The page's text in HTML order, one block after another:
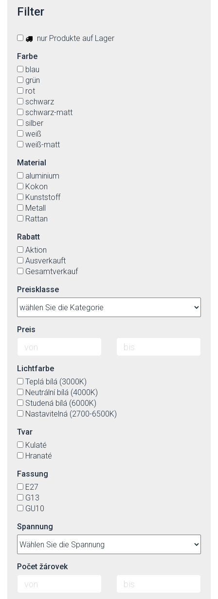
Filter
nur Produkte auf Lager
Farbe
blau
grün
rot
schwarz
schwarz-matt
silber
weiß
weiß-matt
Material
aluminium
Kokon
Kunststoff
Metall
Rattan
Rabatt
Aktion
Ausverkauft
Gesamtverkauf
Preisklasse
Preis
Lichtfarbe
Teplá bílá (3000K)
Neutrální bílá (4000K)
Studená bílá (6000K)
Nastavitelná (2700-6500K)
Tvar
Kulaté
Hranaté
Fassung
E27
G13
GU10
Spannung
Počet žárovek